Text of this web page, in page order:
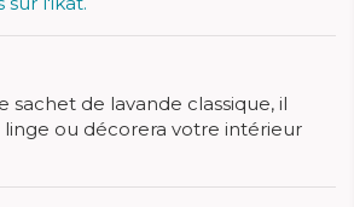
sachet de lavande classique, il
ou décorera votre intérieur